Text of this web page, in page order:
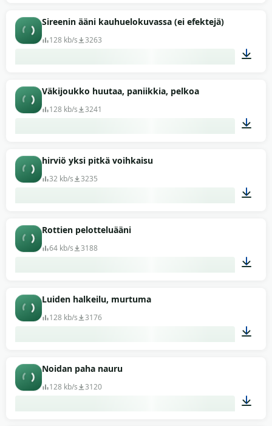
Sireenin ääni kauhuelokuvassa (ei efektejä)
128 kb/s 3263
Väkijoukko huutaa, paniikkia, pelkoa
128 kb/s 3241
hirviö yksi pitkä voihkaisu
32 kb/s 3235
Rottien pelotteluääni
64 kb/s 3188
Luiden halkeilu, murtuma
128 kb/s 3176
Noidan paha nauru
128 kb/s 3120